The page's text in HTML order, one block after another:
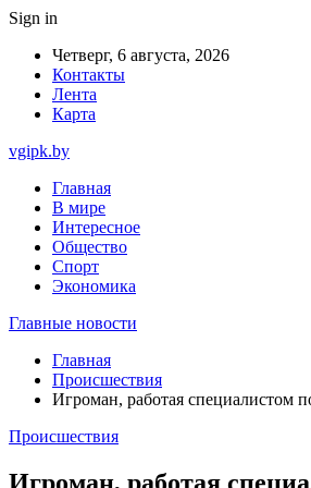
Sign in
Четверг, 6 августа, 2026
Контакты
Лента
Карта
vgipk.by
Главная
В мире
Интересное
Общество
Спорт
Экономика
Главные новости
Главная
Происшествия
Игроман, работая специалистом
Происшествия